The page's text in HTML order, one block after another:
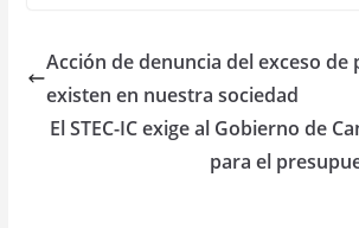
Acción de denuncia del exceso de
existen en nuestra sociedad
El STEC-IC exige al Gobierno de
para el